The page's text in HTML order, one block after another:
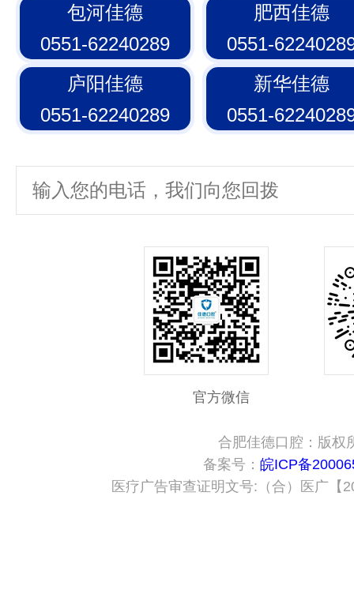
包河佳德
0551-62240289
肥西佳德
0551-
庐阳佳德
0551-62240289
新华佳德
0551-
官方微信
合肥佳德口腔：版权
备案号： 皖ICP备
医疗广告审查证明文号:（合）医广【